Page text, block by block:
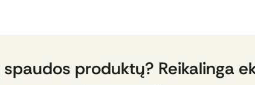
produktų? Reikalinga